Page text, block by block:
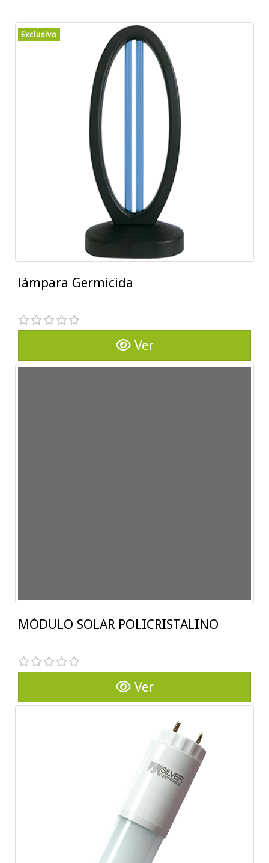
Exclusivo
lámpara Germicida
Ver
MÓDULO SOLAR POLICRISTALINO
Ver